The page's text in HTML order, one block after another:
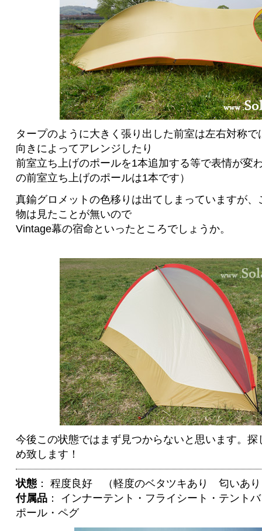
タープのように大きく張り出した前室は左右対称
向きによってアレンジしたり
前室立ち上げのポールを1本追加する等で表情が変
の前室立ち上げのポールは1本です）
真鍮グロメットの色移りは出てしまっていますが
物は見たことが無いので
Vintage幕の宿命といったところでしょうか。
今後この状態ではまず見つからないと思います。
め致します！
状態 ： 程度良好 （軽度のベタツキあり 匂いあ
付属品 ： インナーテント・フライシート・テント
ポール・ペグ